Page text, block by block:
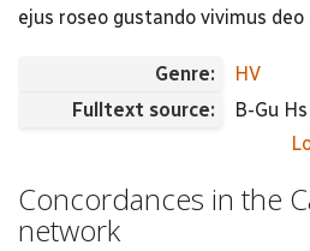
ejus roseo gustando vivimus deo
Genre:
HV
Fulltext source:
B-Gu
Concordances in the
network